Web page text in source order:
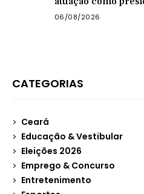
Quixadá
06/08/2026
CATEGORIAS
Ceará
Educação & Vestibular
Eleições 2026
Emprego & Concurso
Entretenimento